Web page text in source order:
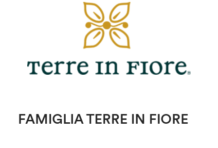
FAMIGLIA TERRE IN FIORE